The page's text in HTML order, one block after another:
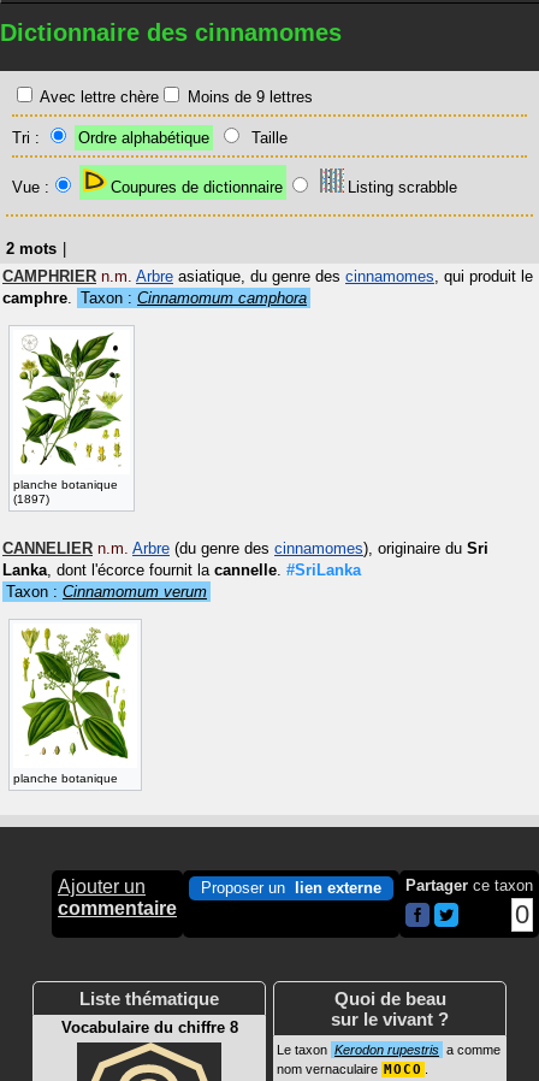
Dictionnaire des cinnamomes
Avec lettre chère Moins de 9 lettres
Tri : Ordre alphabétique Taille
Vue : Coupures de dictionnaire Listing scrabble
2 mots
CAMPHRIER n.m. Arbre asiatique, du genre des cinnamomes, qui produit le
camphre. Taxon : Cinnamomum camphora
planche botanique
(1897)
CANNELIER n.m. Arbre (du genre des cinnamomes), originaire du Sri
Lanka, dont l'écorce fournit la cannelle. #SriLanka
Taxon : Cinnamomum verum
planche botanique
Ajouter un
commentaire
Proposer un lien externe Partager ce taxon
0
Liste thématique
Vocabulaire du chiffre 8
Quoi de beau
sur le vivant ?
Le taxon Kerodon rupestris a comme
nom vernaculaire MOCO